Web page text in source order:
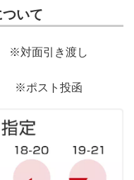
いて
※対面引き渡し
※ポスト投函